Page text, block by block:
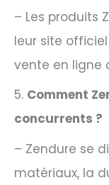
– Les produits
leur site
vente en ligne
5. Comment
concurrents ?
– Zendure se
matériaux, la